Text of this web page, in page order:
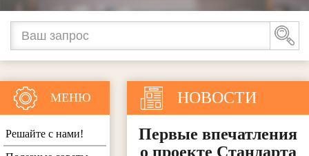
НОВОСТИ
Первые впечатления
о проекте Стандарта
МЕНЮ
Решайте с нами!